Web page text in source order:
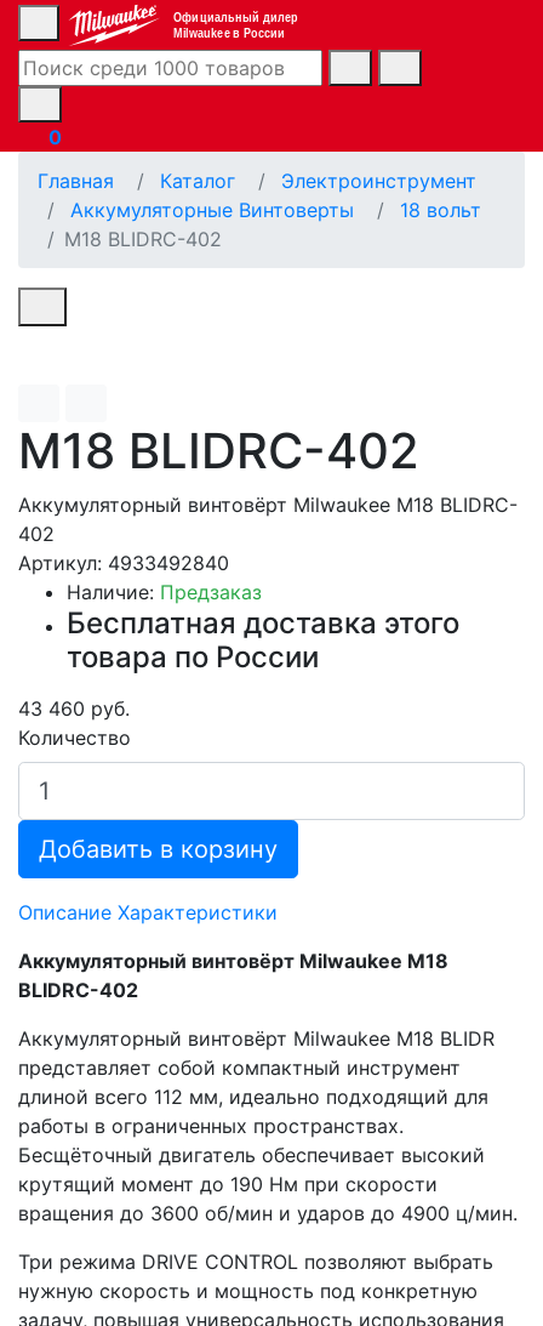
Официальный дилер
Milwaukee в России
0
Главная
Каталог
Электроинструмент
Аккумуляторные Винтоверты
18 вoльт
M18 BLIDRC-402
M18 BLIDRC-402
Аккумуляторный винтовёрт Milwaukee M18 BLIDRC-
402
Артикул: 4933492840
Наличие: Предзаказ
Бесплатная доставка этого
товара по России
43 460 руб.
Количество
Добавить в корзину
Описание Характеристики
Аккумуляторный винтовёрт Milwaukee M18
BLIDRC-402
Аккумуляторный винтовёрт Milwaukee M18 BLIDR
представляет собой компактный инструмент
длиной всего 112 мм, идеально подходящий для
работы в ограниченных пространствах.
Бесщёточный двигатель обеспечивает высокий
крутящий момент до 190 Нм при скорости
вращения до 3600 об/мин и ударов до 4900 ц/мин.
Три режима DRIVE CONTROL позволяют выбрать
нужную скорость и мощность под конкретную
задачу, повышая универсальность использования